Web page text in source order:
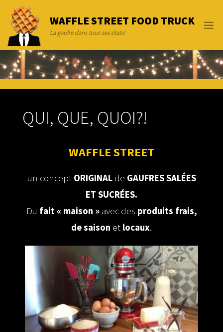
content
WAFFLESTREET FOOD TRUCK
La gaufre dans tous ses états!
QUI, QUE, QUOI?!
WAFFLE STREET
un conceptORIGINALde GAUFRES SALÉES
ET SUCRÉES.
Du fait « maison » avec des produits frais,
de saison et locaux.